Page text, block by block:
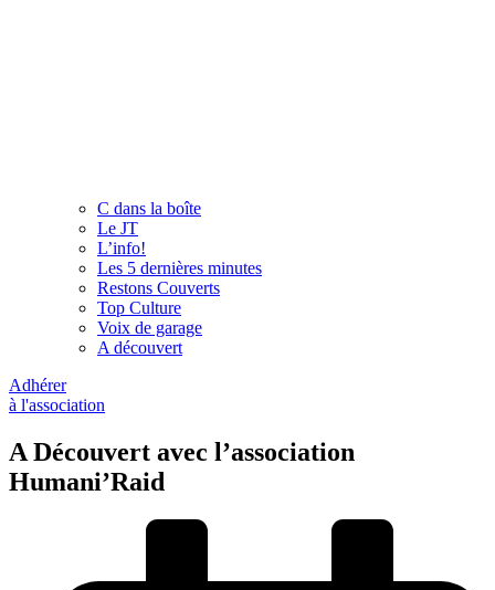
C dans la boîte
Le JT
L’info!
Les 5 dernières minutes
Restons Couverts
Top Culture
Voix de garage
A découvert
Adhérer
à l'association
A Découvert avec l’association
Humani’Raid